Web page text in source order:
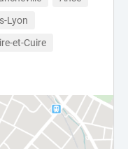
Lyon
et-Cuire